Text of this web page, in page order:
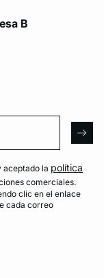
B
aceptado la política
comerciales.
clic en el enlace
cada correo